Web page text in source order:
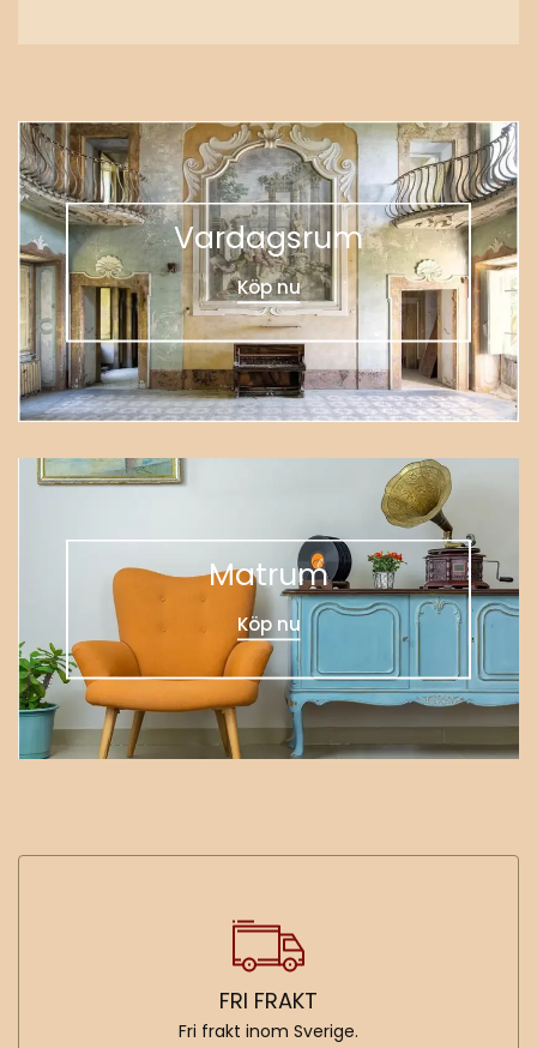
Vardagsrum
Köp nu
Matrum
Köp nu
FRI FRAKT
Fri frakt inom Sverige.